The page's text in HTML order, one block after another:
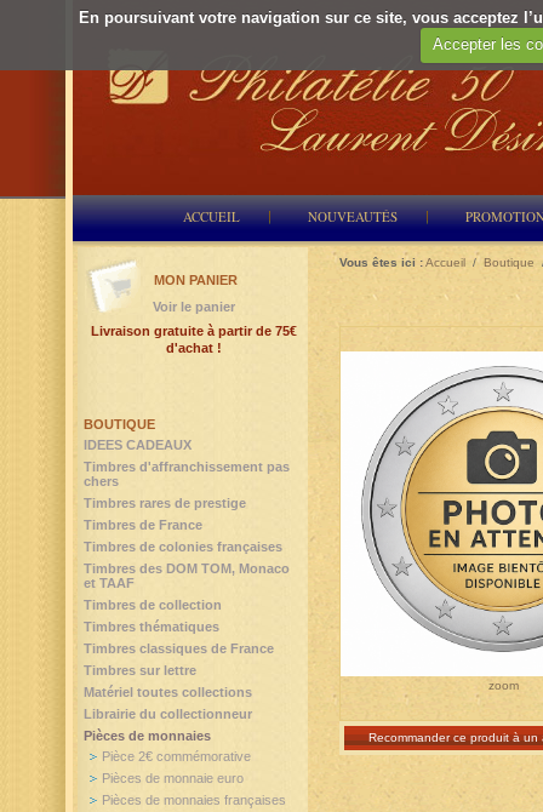
En poursuivant votre navigation sur ce site, vous acceptez
Accepter les
ACCUEIL NOUVEAUTÉS
Vous êtes ici :Accueil / Boutique
zoom
Recommander ce produit à un
BOUTIQUE
IDEES CADEAUX
Timbres d'affranchissement pas
chers
Timbres rares de prestige
Timbres de France
Timbres de colonies françaises
Timbres des DOM TOM, Monaco
et TAAF
Timbres de collection
Timbres thématiques
Timbres classiques de France
Timbres sur lettre
Matériel toutes collections
Librairie du collectionneur
Pièces de monnaies
Pièce 2€ commémorative
Pièces de monnaie euro
Pièces de monnaies françaises
MON PANIER
Voir le panier
Livraison gratuite à partir de 75€
d'achat !